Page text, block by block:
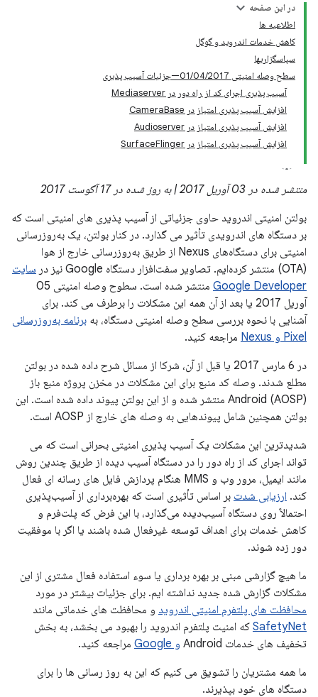
در این صفحه
اطلاعیه ها
کاهش خدمات اندروید و گوگل
سپاسگزاریها
سطح وصله امنیتی 01/04/2017—جزئیات آسیب پذیری
آسیب پذیری اجرای کد از راه دور در Mediaserver
افزایش آسیب پذیری امتیاز در CameraBase
افزایش آسیب پذیری امتیاز در Audioserver
افزایش آسیب پذیری امتیاز در SurfaceFlinger
منتشر شده در 03 آوریل 2017 | به روز شده در 17 آگوست 2017
بولتن امنیتی اندروید حاوی جزئیاتی از آسیب پذیری های امنیتی است که
بر دستگاه های اندرویدی تأثیر می گذارد. در کنار بولتن، یک به‌روزرسانی
امنیتی برای دستگاه‌های Nexus از طریق به‌روزرسانی خارج از هوا
(OTA) منتشر کرده‌ایم. تصاویر سفت‌افزار دستگاه Google نیز در
سایت
Google Developer
منتشر شده است. سطوح وصله امنیتی 05
آوریل 2017 یا بعد از آن همه این مشکلات را برطرف می کند. برای
آشنایی با نحوه بررسی سطح وصله امنیتی دستگاه، به برنامه به‌روزرسانی
Pixel و Nexus
مراجعه کنید.
در 6 مارس 2017 یا قبل از آن، شرکا از مسائل شرح داده شده در بولتن
مطلع شدند. وصله کد منبع برای این مشکلات در مخزن پروژه منبع باز
Android (AOSP) منتشر شده و از این بولتن پیوند داده شده است. این
بولتن همچنین شامل پیوندهایی به وصله های خارج از AOSP است.
شدیدترین این مشکلات یک آسیب پذیری امنیتی بحرانی است که می
تواند اجرای کد از راه دور را در دستگاه آسیب دیده از طریق چندین روش
مانند ایمیل، مرور وب و MMS هنگام پردازش فایل های رسانه ای فعال
کند. ارزیابی شدت بر اساس تأثیری است که بهره‌برداری از آسیب‌پذیری
احتمالاً روی دستگاه آسیب‌دیده می‌گذارد، با این فرض که پلت‌فرم و
کاهش خدمات برای اهداف توسعه غیرفعال شده باشند یا اگر با موفقیت
دور زده شوند.
ما هیچ گزارشی مبنی بر بهره برداری یا سوء استفاده فعال مشتری از این
مشکلات گزارش شده جدید نداشته ایم. برای جزئیات بیشتر در مورد
محافظت های پلتفرم امنیتی اندروید و محافظت های خدماتی مانند
SafetyNet که امنیت پلتفرم اندروید را بهبود می بخشد، به بخش
تخفیف های خدمات Android
و Google
مراجعه کنید.
ما همه مشتریان را تشویق می کنیم که این به روز رسانی ها را برای
دستگاه های خود بپذیرند.